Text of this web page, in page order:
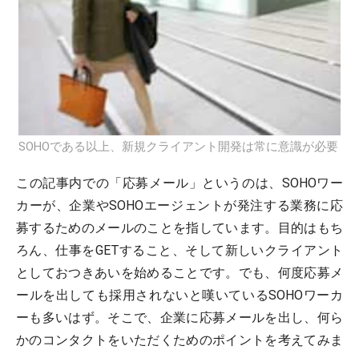
SOHOである以上、新規クライアント開発は常に意識が必要
この記事内での「応募メール」というのは、SOHOワー
カーが、企業やSOHOエージェントが発注する業務に応
募するためのメールのことを指しています。目的はもち
ろん、仕事をGETすること、そして新しいクライアント
としておつきあいを始めることです。でも、何度応募メ
ールを出しても採用されないと嘆いているSOHOワーカ
ーも多いはず。そこで、企業に応募メールを出し、何ら
かのコンタクトをいただくためのポイントを考えてみま